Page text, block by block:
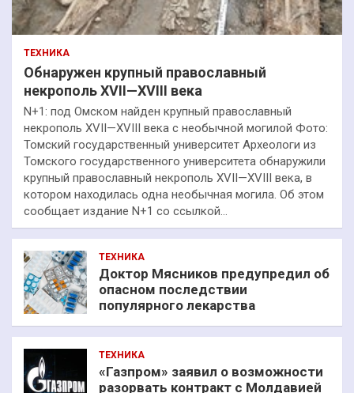
ТЕХНИКА
Обнаружен крупный православный
некрополь XVII—XVIII века
N+1: под Омском найден крупный православный
некрополь XVII—XVIII века с необычной могилой Фото:
Томский государственный университет Археологи из
Томского государственного университета обнаружили
крупный православный некрополь XVII—XVIII века, в
котором находилась одна необычная могила. Об этом
сообщает издание N+1 со ссылкой…
ТЕХНИКА
Доктор Мясников предупредил об
опасном последствии
популярного лекарства
ТЕХНИКА
«Газпром» заявил о возможности
разорвать контракт с Молдавией